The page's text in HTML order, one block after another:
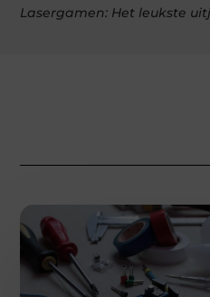
Lasergamen: Het leukste